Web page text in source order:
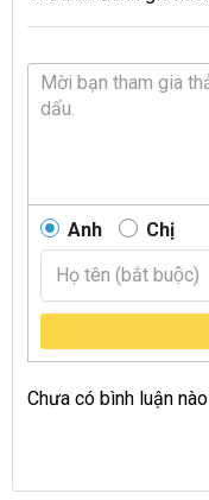
Anh Chị
Chưa có bình luận nào